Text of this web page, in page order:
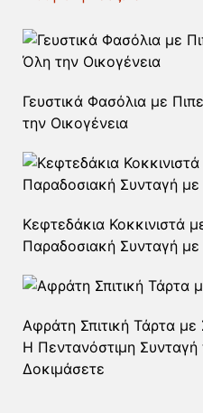
Γευστικά Φασόλια με
την Οικογένεια
Κεφτεδάκια Κοκκινιστά
Παραδοσιακή Συνταγή
Αφράτη Σπιτική Τάρτα
Η Πεντανόστιμη
Δοκιμάσετε